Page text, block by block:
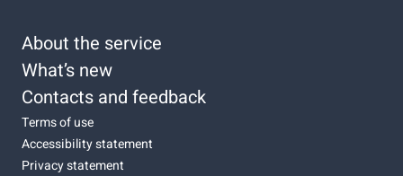
About the service
What’s new
Contacts and feedback
Terms of use
Accessibility statement
Privacy statement